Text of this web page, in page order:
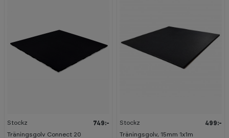
Stockz
Träningsgolv Connect 20
749:-
Stockz
Träningsgolv, 15mm 1x1m
499:-